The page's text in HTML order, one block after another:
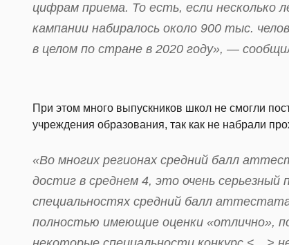
цифрам приема. То есть, если несколько
кампании набиралось около 900 тыс.
в целом по стране в 2020 году», —
При этом много выпускников школ не смогли
учреждения образования, так как не набрали
«Во многих регионах средний балл
достиг в среднем 4, это очень
специальностях средний балл
полностью имеющие оценки «отлично»,